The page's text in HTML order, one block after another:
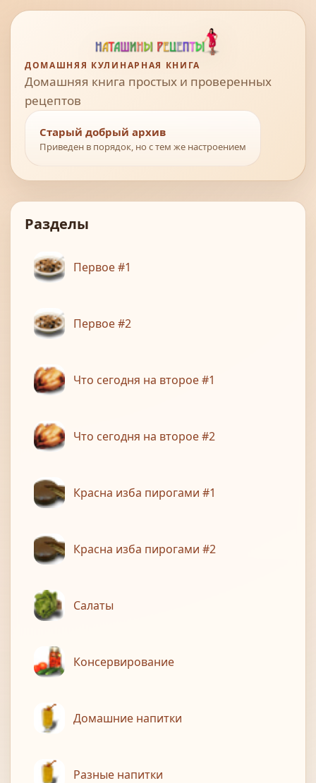
ДОМАШНЯЯ КУЛИНАРНАЯ КНИГА
Домашняя книга простых и проверенных
рецептов
Старый добрый архив
Приведен в порядок, но с тем же настроением
Разделы
Первое #1
Первое #2
Что сегодня на второе #1
Что сегодня на второе #2
Красна изба пирогами #1
Красна изба пирогами #2
Салаты
Консервирование
Домашние напитки
Разные напитки